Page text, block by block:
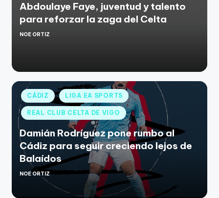
Abdoulaye Faye, juventud y talento
para reforzar la zaga del Celta
NOE ORTIZ
CÁDIZ LIGA EA SPORTS
REAL CLUB CELTA DE VIGO
Damián Rodríguez pone rumbo al
Cádiz para seguir creciendo lejos de
Balaídos
NOE ORTIZ